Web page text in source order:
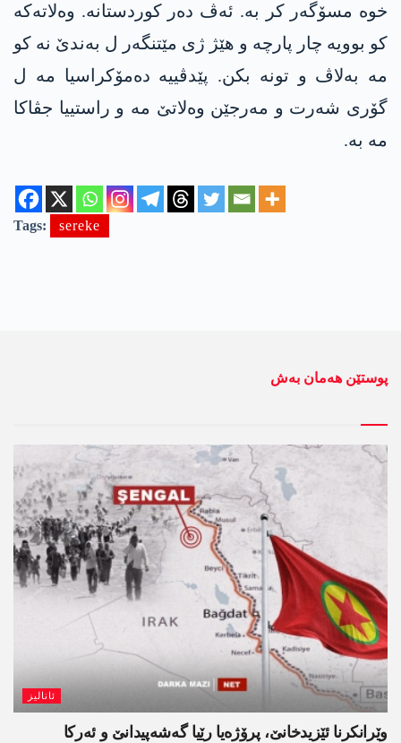
خوە مسۆگەر کر بە. ئەڤ دەر کوردستانە. وەلاتەکە
کو بوویە چار پارچە و ھێژ ژی مێتنگەر ل بەندێ نە کو
مە بەلاڤ و تونە بکن. پێدڤییە دەمۆکراسیا مە ل
گۆری شەرت و مەرجێن وەلاتێ مە و راستییا جڤاکا
مە بە.
Tags: sereke
پوستێن ھەمان بەش
ئانالیز
وێرانکرنا ئێزیدخانێ، پرۆژەیا رێیا گەشەپیدانێ و ئەرکا